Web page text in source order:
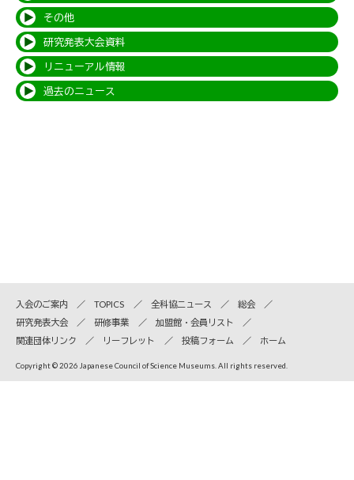
その他
研究発表大会資料
リニューアル情報
過去のニュース
入会のご案内 TOPICS 全科協ニュース
総会
研究発表大会
研修事業
加盟館・会員リスト
関連団体リンク
リーフレット 投稿フォーム ホーム
Copyright © 2026 Japanese Council of Science Museums. All rights reserved.